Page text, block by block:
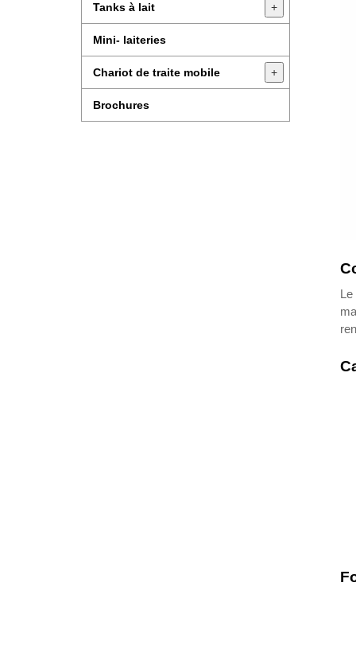
Tanks à lait +
Mini- laiteries
Chariot de traite mobile +
Brochures